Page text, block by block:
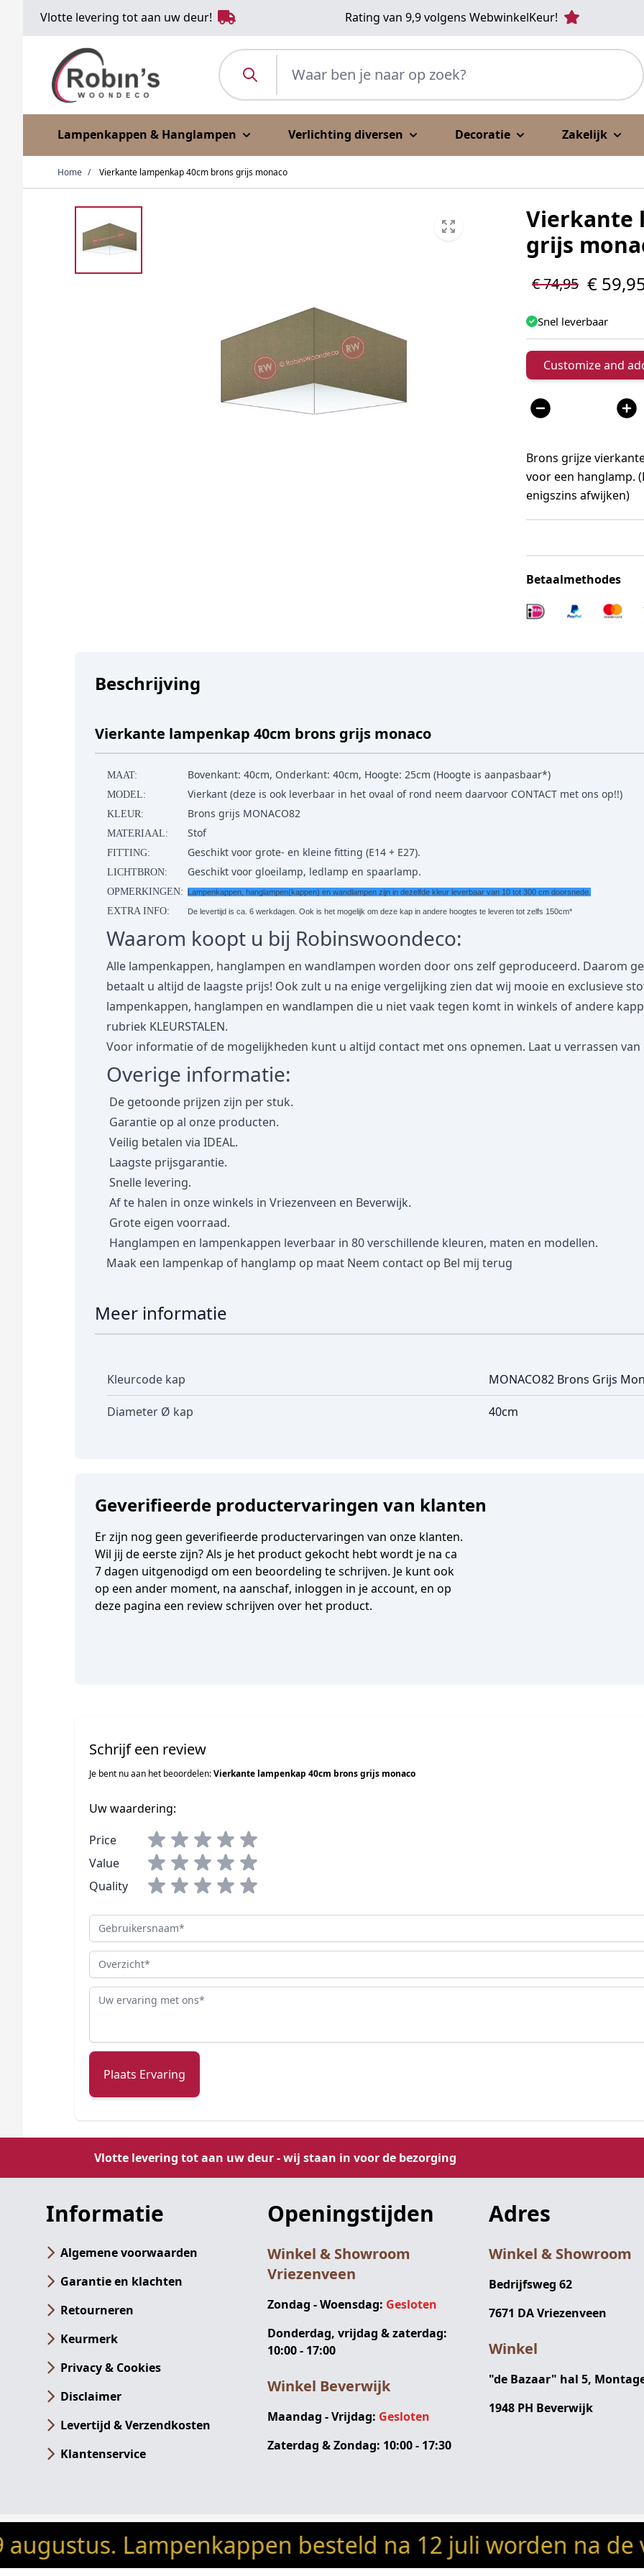
Vlotte levering tot aan uw deur! Rating van 9,9 volgens WebwinkelKeur!
Waar ben je naar op zoek?
Lampenkappen & Hanglampen Verlichting diversen Decoratie Zakelijk
Home / Vierkante lampenkap 40cm brons grijs monaco
Vierkante
grijs
€ 74,95 €
Snel leverbaar
Customize and
Aantal
Brons grijze
voor een hanglamp.
enigszins afwijken)
Betaalmethodes
Beschrijving
Vierkante lampenkap 40cm brons grijs monaco
MAAT: Bovenkant: 40cm, Onderkant: 40cm, Hoogte: 25cm (Hoogte is aanpasbaar*)
MODEL: Vierkant (deze is ook leverbaar in het ovaal of rond neem daarvoor CONTACT met ons op!!)
KLEUR: Brons grijs MONACO82
MATERIAAL: Stof
FITTING: Geschikt voor grote- en kleine fitting (E14 + E27).
LICHTBRON: Geschikt voor gloeilamp, ledlamp en spaarlamp.
OPMERKINGEN: Lampenkappen, hanglampen(kappen) en wandlampen zijn in dezelfde kleur leverbaar van 10 tot 300 cm doorsnede.
EXTRA INFO: De levertijd is ca. 6 werkdagen. Ook is het mogelijk om deze kap in andere hoogtes te leveren tot zelfs 150cm*
Waarom koopt u bij Robinswoondeco:
Alle lampenkappen, hanglampen en wandlampen worden door ons zelf geproduceerd. Daarom
betaalt u altijd de laagste prijs! Ook zult u na enige vergelijking zien dat wij mooie en exclusieve
lampenkappen, hanglampen en wandlampen die u niet vaak tegen komt in winkels of andere
rubriek KLEURSTALEN.
Voor informatie of de mogelijkheden kunt u altijd contact met ons opnemen. Laat u verrassen
Overige informatie:
De getoonde prijzen zijn per stuk.
Garantie op al onze producten.
Veilig betalen via IDEAL.
Laagste prijsgarantie.
Snelle levering.
Af te halen in onze winkels in Vriezenveen en Beverwijk.
Grote eigen voorraad.
Hanglampen en lampenkappen leverbaar in 80 verschillende kleuren, maten en modellen.
Maak een lampenkap of hanglamp op maat Neem contact op Bel mij terug
Meer informatie
Kleurcode kap MONACO82 Brons Grijs
Diameter Ø kap 40cm
Geverifieerde productervaringen van klanten
Er zijn nog geen geverifieerde productervaringen van onze klanten.
Wil jij de eerste zijn? Als je het product gekocht hebt wordt je na ca
7 dagen uitgenodigd om een beoordeling te schrijven. Je kunt ook
op een ander moment, na aanschaf, inloggen in je account, en op
deze pagina een review schrijven over het product.
Schrijf een review
Je bent nu aan het beoordelen:Vierkante lampenkap 40cm brons grijs monaco
Uw waardering:
Price
Value
Quality
Gebruikersnaam
Overzicht
Review
Plaats Ervaring
Vlotte levering tot aan uw deur - wij staan in voor de bezorging
Informatie
Algemene voorwaarden
Garantie en klachten
Retourneren
Keurmerk
Privacy & Cookies
Disclaimer
Levertijd & Verzendkosten
Klantenservice
Openingstijden
Winkel & Showroom
Vriezenveen
Zondag - Woensdag: Gesloten
Donderdag, vrijdag & zaterdag:
10:00 - 17:00
Winkel Beverwijk
Maandag - Vrijdag: Gesloten
Zaterdag & Zondag: 10:00 - 17:30
Adres
Winkel & Showroom
Bedrijfsweg 62
7671 DA Vriezenveen
Winkel
"de Bazaar" hal 5,
1948 PH Beverwijk
Lampenkappen besteld na 12 juli worden na de